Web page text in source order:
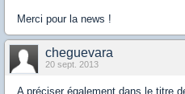
Merci pour la news !
cheguevara
20 sept. 2013
A préciser également dans le titre